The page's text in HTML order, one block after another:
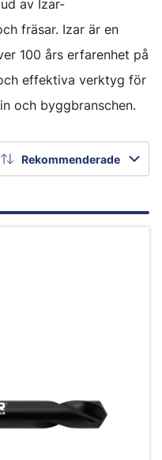
av Izar-
fräsar. Izar är en
100 års erfarenhet på
effektiva verktyg för
och byggbranschen.
Rekommenderade